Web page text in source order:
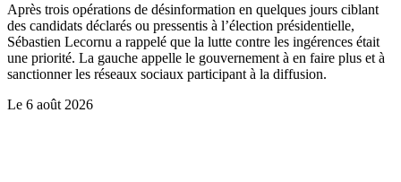
Après trois opérations de désinformation en quelques jours ciblant
des candidats déclarés ou pressentis à l’élection présidentielle,
Sébastien Lecornu a rappelé que la lutte contre les ingérences était
une priorité. La gauche appelle le gouvernement à en faire plus et à
sanctionner les réseaux sociaux participant à la diffusion.
Le 6 août 2026